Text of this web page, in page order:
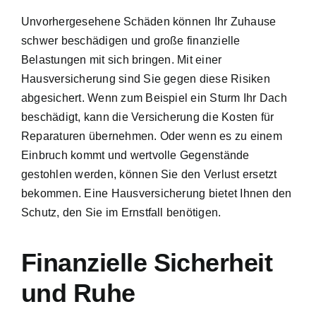
Unvorhergesehene Schäden können Ihr Zuhause
schwer beschädigen und große finanzielle
Belastungen mit sich bringen. Mit einer
Hausversicherung sind Sie gegen diese Risiken
abgesichert. Wenn zum Beispiel ein Sturm Ihr Dach
beschädigt, kann die Versicherung die Kosten für
Reparaturen übernehmen. Oder wenn es zu einem
Einbruch kommt und wertvolle Gegenstände
gestohlen werden, können Sie den Verlust ersetzt
bekommen. Eine Hausversicherung bietet Ihnen den
Schutz, den Sie im Ernstfall benötigen.
Finanzielle Sicherheit
und Ruhe